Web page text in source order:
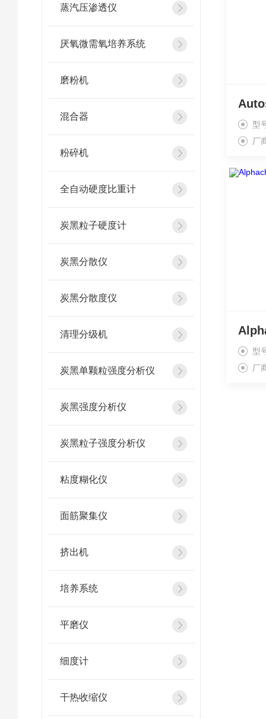
蒸汽压渗透仪
厌氧微需氧培养系统
磨粉机
混合器
粉碎机
全自动硬度比重计
炭黑粒子硬度计
炭黑分散仪
炭黑分散度仪
清理分级机
炭黑单颗粒强度分析仪
炭黑强度分析仪
炭黑粒子强度分析仪
粘度糊化仪
面筋聚集仪
挤出机
培养系统
平磨仪
细度计
干热收缩仪
型
厂
型
厂